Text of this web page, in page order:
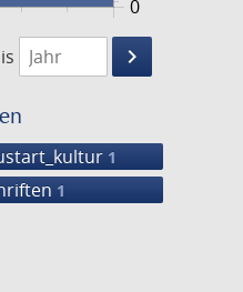
0
1475
keyboard_arrow_right
Suche
1
1